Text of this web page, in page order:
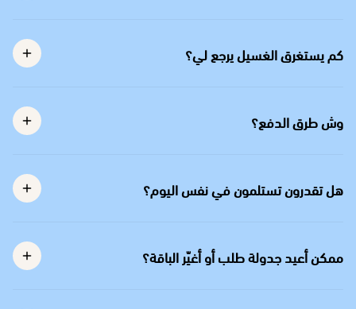
كم يستغرق الغسيل يرجع لي؟
وش طرق الدفع؟
هل تقدرون تستلمون في نفس اليوم؟
ممكن أعيد جدولة طلب أو أغيّر الباقة؟